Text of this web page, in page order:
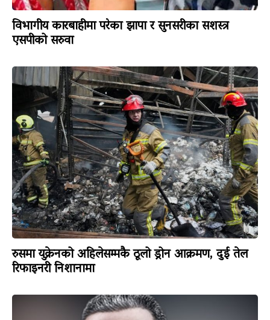
विभागीय कारबाहीमा परेका झापा र सुनसरीका सशस्त्र
एसपीको सरुवा
रुसमा युक्रेनको अहिलेसम्मकै ठूलो ड्रोन आक्रमण, दुई तेल
रिफाइनरी निशानामा